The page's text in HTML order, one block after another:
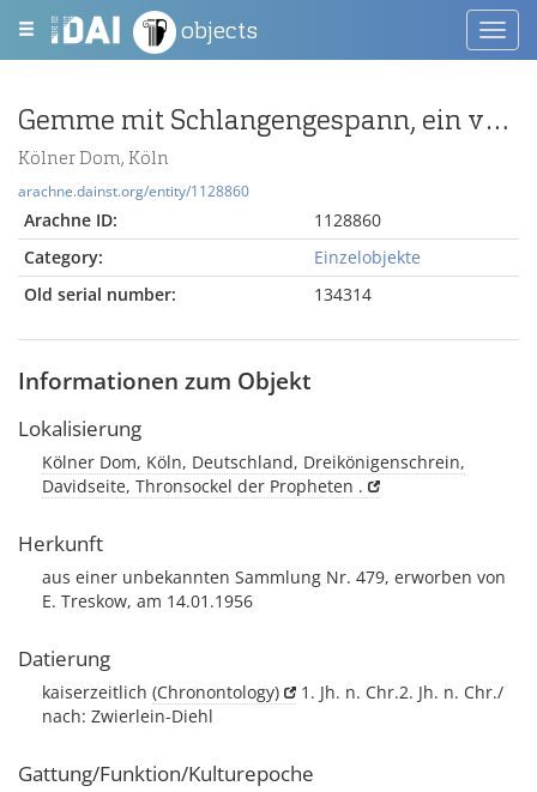
objects
Gemme mit Schlangengespann, ein von oben herabfliegender Adler hält die Zügel
Kölner Dom, Köln
arachne.dainst.org/entity/1128860
Arachne ID:
1128860
Category:
Einzelobjekte
Old serial number:
134314
Informationen zum Objekt
Lokalisierung
Kölner Dom, Köln, Deutschland, Dreikönigenschrein,
Davidseite, Thronsockel der Propheten .
Herkunft
aus einer unbekannten Sammlung Nr. 479, erworben von
E. Treskow, am 14.01.1956
Datierung
kaiserzeitlich (Chronontology)
1. Jh. n. Chr.2. Jh. n. Chr./
nach: Zwierlein-Diehl
Gattung/Funktion/Kulturepoche